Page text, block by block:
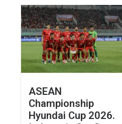
ASEAN
Championship
Hyundai Cup 2026.